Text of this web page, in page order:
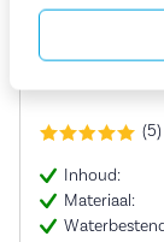
(5)
Inhoud:
Materiaal: